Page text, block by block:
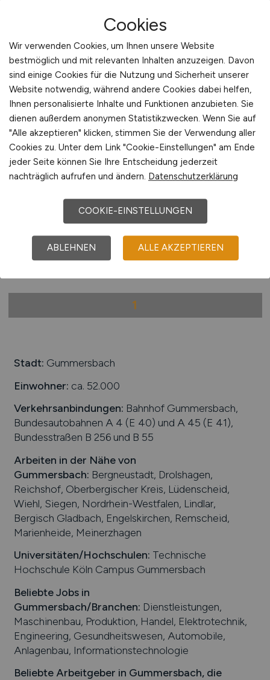
IT Operations Engineer –
Microsoft 365(m/w/d)
15.06.2026
Herdorf
1
Stadt: Gummersbach
Einwohner: ca. 52.000
Verkehrsanbindungen: Bahnhof Gummersbach,
Bundesautobahnen A 4 (E 40) und A 45 (E 41),
Bundesstraßen B 256 und B 55
Arbeiten in der Nähe von
Gummersbach: Bergneustadt, Drolshagen,
Reichshof, Oberbergischer Kreis, Lüdenscheid,
Wiehl, Siegen, Nordrhein-Westfalen, Lindlar,
Bergisch Gladbach, Engelskirchen, Remscheid,
Marienheide, Meinerzhagen
Universitäten/Hochschulen: Technische
Hochschule Köln Campus Gummersbach
Beliebte Jobs in
Gummersbach/Branchen: Dienstleistungen,
Maschinenbau, Produktion, Handel, Elektrotechnik,
Engineering, Gesundheitswesen, Automobile,
Anlagenbau, Informationstechnologie
Beliebte Arbeitgeber in Gummersbach, die
Cookies
Wir verwenden Cookies, um Ihnen unsere Website
bestmöglich und mit relevanten Inhalten anzuzeigen. Davon
sind einige Cookies für die Nutzung und Sicherheit unserer
Website notwendig, während andere Cookies dabei helfen,
Ihnen personalisierte Inhalte und Funktionen anzubieten. Sie
dienen außerdem anonymen Statistikzwecken. Wenn Sie auf
"Alle akzeptieren" klicken, stimmen Sie der Verwendung aller
Cookies zu. Unter dem Link "Cookie-Einstellungen" am Ende
jeder Seite können Sie Ihre Entscheidung jederzeit
nachträglich aufrufen und ändern. Datenschutzerklärung
COOKIE-EINSTELLUNGEN
ABLEHNEN ALLE AKZEPTIEREN